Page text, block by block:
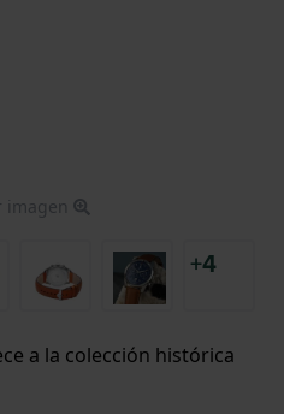
imagen
+4
a la colección histórica